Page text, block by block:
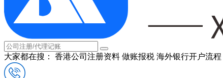
大家都在搜： 香港公司注册资料 做账报税 海外银行开户流程